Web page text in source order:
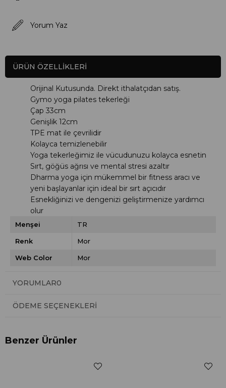
Yorum Yaz
ÜRÜN ÖZELLIKLERI
Orijinal Kutusunda. Direkt ithalatçıdan satış.
Gymo yoga pilates tekerleği
Çap 33cm
Genişlik 12cm
TPE mat ile çevrilidir
Kolayca temizlenebilir
Yoga tekerleğimiz ile vücudunuzu kolayca esnetin
Sırt, göğüs ağrısı ve mental stresi azaltır
Dharma yoga için mükemmel bir fitness aracı ve
yeni başlayanlar için ideal bir sırt açıcıdır
Esnekliğinizi ve dengenizi geliştirmenize yardımcı
olur
Menşei TR
Renk Mor
Web Color Mor
YORUMLAR0
ÖDEME SEÇENEKLERI
Benzer Ürünler